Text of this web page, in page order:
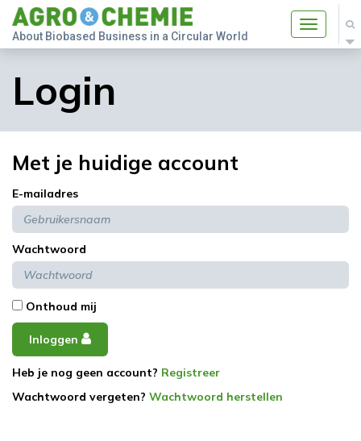
Toggle
About Biobased Business in a Circular World
Login
Met je huidige account
E-mailadres
Wachtwoord
Onthoud mij
Inloggen
Heb je nog geen account? Registreer
Wachtwoord vergeten? Wachtwoord herstellen